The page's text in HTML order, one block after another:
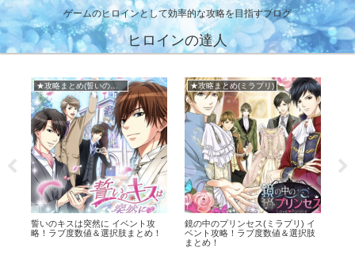
ゲームのヒロインとして効率的な攻略を目指すブログ
ヒロインの達人
★攻略まとめ(イケメンヴィラン)
イケメンヴィラン 攻略まとめ！イ
ケヴィラ！
メインまとめ
鏡の中のプリンセス (ミラプリ) 攻
略まとめ！